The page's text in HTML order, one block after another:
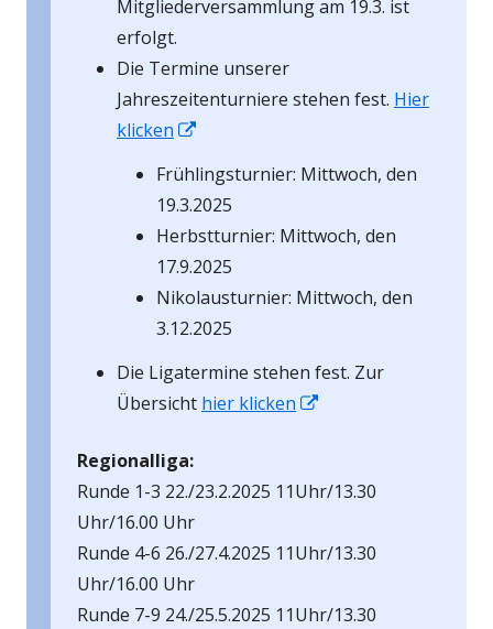
Mitgliederversammlung am 19.3. ist
erfolgt.
Die Termine unserer
Jahreszeitenturniere stehen fest. Hier
klicken
Fenster
Frühlingsturnier: Mittwoch, den
19.3.2025
Herbstturnier: Mittwoch, den
17.9.2025
Nikolausturnier: Mittwoch, den
3.12.2025
Die Ligatermine stehen fest. Zur
Übersicht hier klicken
öffnen
Regionalliga:
Runde 1-3 22./23.2.2025 11Uhr/13.30
Uhr/16.00 Uhr
Runde 4-6 26./27.4.2025 11Uhr/13.30
Uhr/16.00 Uhr
Runde 7-9 24./25.5.2025 11Uhr/13.30